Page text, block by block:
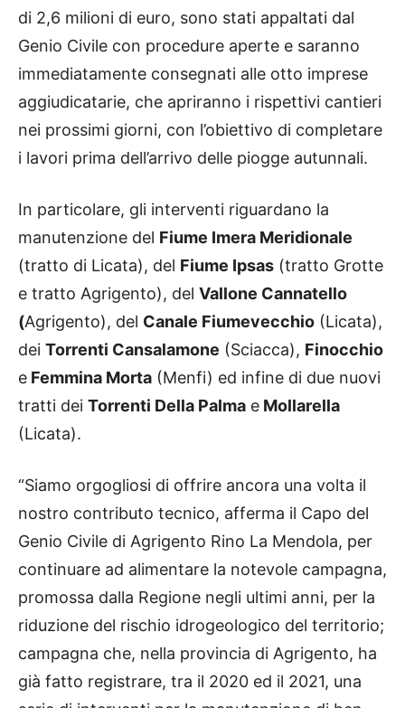
di 2,6 milioni di euro, sono stati appaltati dal
Genio Civile con procedure aperte e saranno
immediatamente consegnati alle otto imprese
aggiudicatarie, che apriranno i rispettivi cantieri
nei prossimi giorni, con l’obiettivo di completare
i lavori prima dell’arrivo delle piogge autunnali.
In particolare, gli interventi riguardano la
manutenzione del Fiume Imera Meridionale
(tratto di Licata), del Fiume Ipsas (tratto Grotte
e tratto Agrigento), del Vallone Cannatello
(Agrigento), del Canale Fiumevecchio (Licata),
dei Torrenti Cansalamone (Sciacca), Finocchio
e Femmina Morta (Menfi) ed infine di due nuovi
tratti dei Torrenti Della Palma e Mollarella
(Licata).
“Siamo orgogliosi di offrire ancora una volta il
nostro contributo tecnico, afferma il Capo del
Genio Civile di Agrigento Rino La Mendola, per
continuare ad alimentare la notevole campagna,
promossa dalla Regione negli ultimi anni, per la
riduzione del rischio idrogeologico del territorio;
campagna che, nella provincia di Agrigento, ha
già fatto registrare, tra il 2020 ed il 2021, una